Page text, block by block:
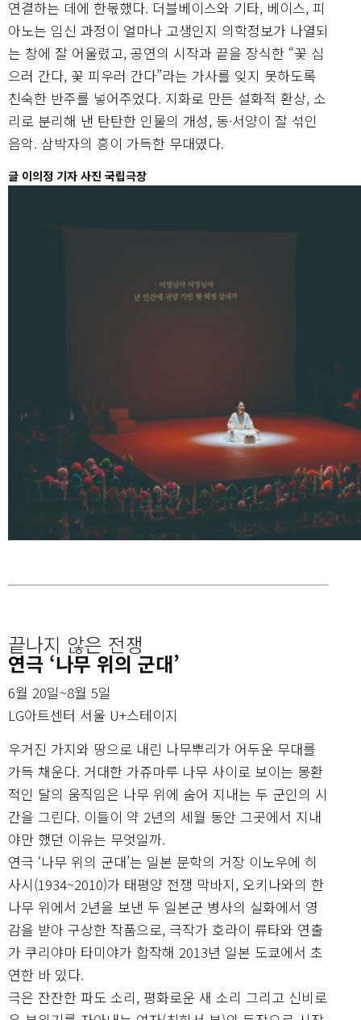
연결하는 데에 한몫했다. 더블베이스와 기타, 베이스, 피
아노는 임신 과정이 얼마나 고생인지 의학정보가 나열되
는 창에 잘 어울렸고, 공연의 시작과 끝을 장식한 “꽃 심
으러 간다, 꽃 피우러 간다”라는 가사를 잊지 못하도록
친숙한 반주를 넣어주었다. 지화로 만든 설화적 환상, 소
리로 분리해 낸 탄탄한 인물의 개성, 동·서양이 잘 섞인
음악. 삼박자의 흥이 가득한 무대였다.
글 이의정 기자 사진 국립극장
끝나지 않은 전쟁
연극 ‘나무 위의 군대’
6월 20일~8월 5일
LG아트센터 서울 U+스테이지
우거진 가지와 땅으로 내린 나무뿌리가 어두운 무대를
가득 채운다. 거대한 가쥬마루 나무 사이로 보이는 몽환
적인 달의 움직임은 나무 위에 숨어 지내는 두 군인의 시
간을 그린다. 이들이 약 2년의 세월 동안 그곳에서 지내
야만 했던 이유는 무엇일까.
연극 ‘나무 위의 군대’는 일본 문학의 거장 이노우에 히
사시(1934~2010)가 태평양 전쟁 막바지, 오키나와의 한
나무 위에서 2년을 보낸 두 일본군 병사의 실화에서 영
감을 받아 구상한 작품으로, 극작가 호라이 류타와 연출
가 쿠리야마 타미야가 합작해 2013년 일본 도쿄에서 초
연한 바 있다.
극은 잔잔한 파도 소리, 평화로운 새 소리 그리고 신비로